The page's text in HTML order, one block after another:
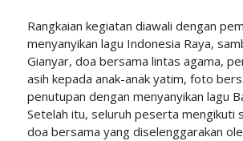
Rangkaian kegiatan diawali dengan
menyanyikan lagu Indonesia Raya,
Gianyar, doa bersama lintas agama,
asih kepada anak-anak yatim, foto
penutupan dengan menyanyikan lagu
Setelah itu, seluruh peserta mengikuti
doa bersama yang diselenggarakan